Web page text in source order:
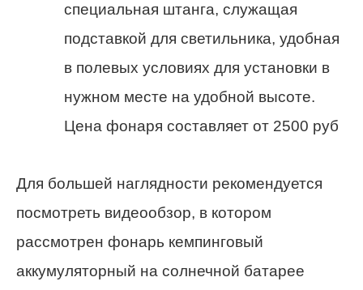
специальная штанга, служащая
подставкой для светильника, удобная
в полевых условиях для установки в
нужном месте на удобной высоте.
Цена фонаря составляет от 2500 руб
Для большей наглядности рекомендуется
посмотреть видеообзор, в котором
рассмотрен фонарь кемпинговый
аккумуляторный на солнечной батарее